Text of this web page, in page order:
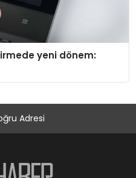
yeni dönem:
Adresi